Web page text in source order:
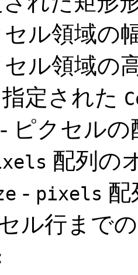
ル領域の
ル領域の
定された
- ピクセルの
配列の
- pixels 配
ル行まで